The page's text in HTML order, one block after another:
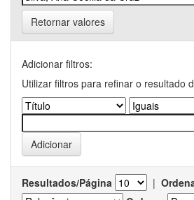
Retornar valores
Adicionar filtros:
Utilizar filtros para refinar o resultado
Resultados/Página |